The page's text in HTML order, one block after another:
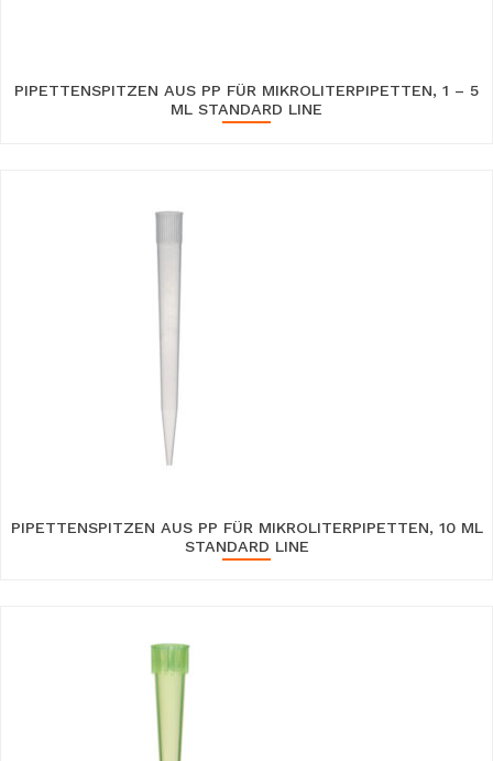
PIPETTENSPITZEN AUS PP FÜR MIKROLITERPIPETTEN, 1 – 5
ML STANDARD LINE
PIPETTENSPITZEN AUS PP FÜR MIKROLITERPIPETTEN, 10 ML
STANDARD LINE